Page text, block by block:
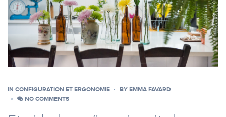
IN CONFIGURATION ET ERGONOMIE BY EMMA FAVARD
NO COMMENTS